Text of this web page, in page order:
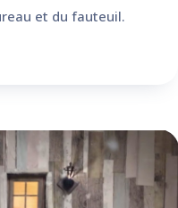
et du fauteuil.